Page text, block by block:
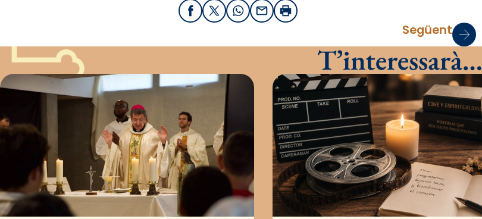
FacebookX / Twitter
WhatsApp
EmailImprimir
Següent
T’interessarà…